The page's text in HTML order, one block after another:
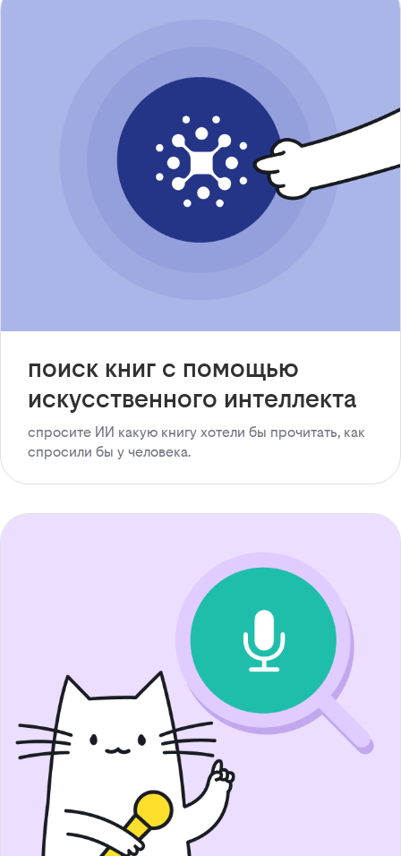
поиск книг с помощью
искусственного интеллекта
спросите ИИ какую книгу хотели бы прочитать, как
спросили бы у человека.